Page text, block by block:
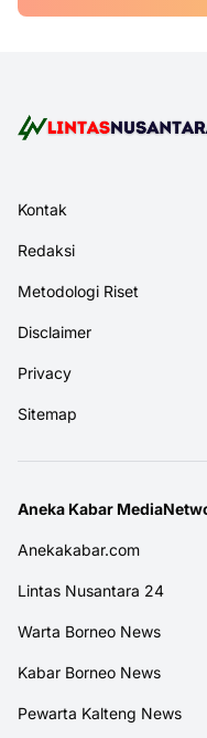
Kontak
Redaksi
Metodologi Riset
Disclaimer
Privacy
Sitemap
Aneka Kabar
Anekakabar.com
Lintas Nusantara 24
Warta Borneo News
Kabar Borneo News
Pewarta Kalteng News